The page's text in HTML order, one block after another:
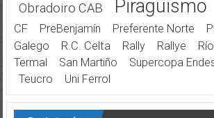
Obradoiro CAB Piragüismo
CF
PreBenjamín Preferente Norte
Galego
R.C. Celta Rally Rallye
Termal
San Martiño Supercopa
Teucro
Uni Ferrol